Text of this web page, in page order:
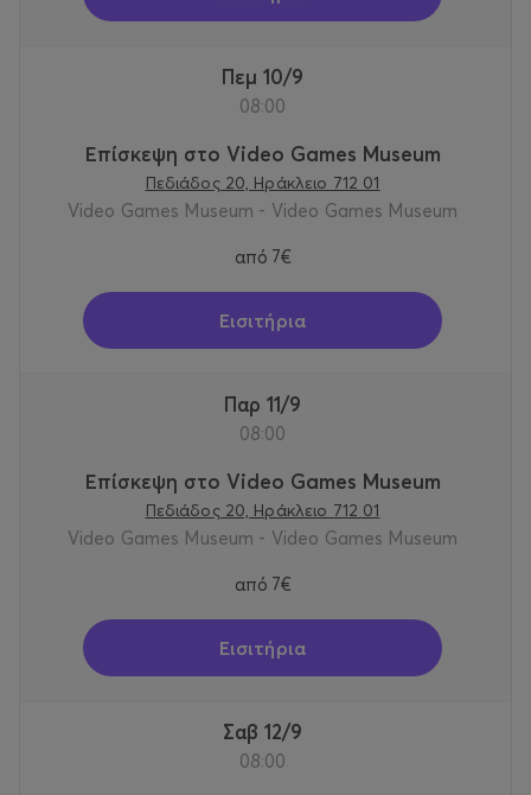
Πεμ 10/9
08:00
Επίσκεψη στο Video Games Museum
Πεδιάδος 20, Ηράκλειο 712 01
Video Games Museum - Video Games Museum
από 7€
Εισιτήρια
Παρ 11/9
08:00
Επίσκεψη στο Video Games Museum
Πεδιάδος 20, Ηράκλειο 712 01
Video Games Museum - Video Games Museum
από 7€
Εισιτήρια
Σαβ 12/9
08:00